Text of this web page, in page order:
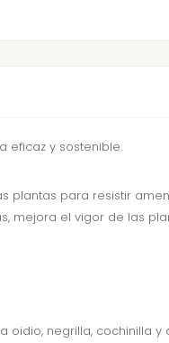
eficaz y sostenible.
para resistir
mejora el vigor de las
negrilla, cochinilla y